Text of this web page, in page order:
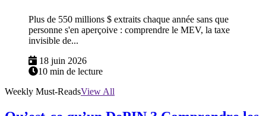
Plus de 550 millions $ extraits chaque année sans que
personne s'en aperçoive : comprendre le MEV, la taxe
invisible de...
18 juin 2026
10 min de lecture
Weekly Must-ReadsView All